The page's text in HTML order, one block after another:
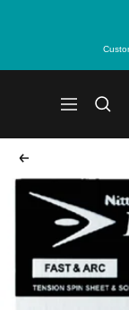
Navigation
Zurück